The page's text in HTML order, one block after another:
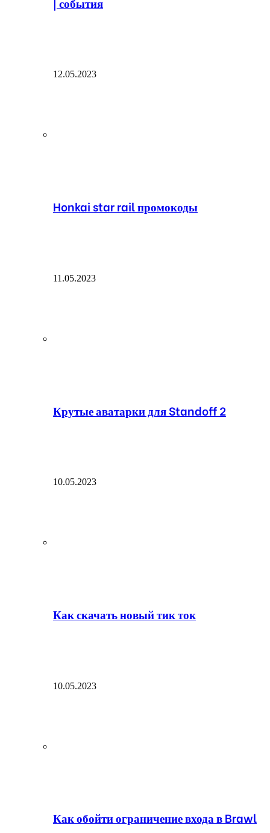
12.05.2023
Honkai star rail промокоды
11.05.2023
Крутые аватарки для Standoff 2
10.05.2023
Как скачать новый тик ток
10.05.2023
Как обойти ограничение входа в Brawl